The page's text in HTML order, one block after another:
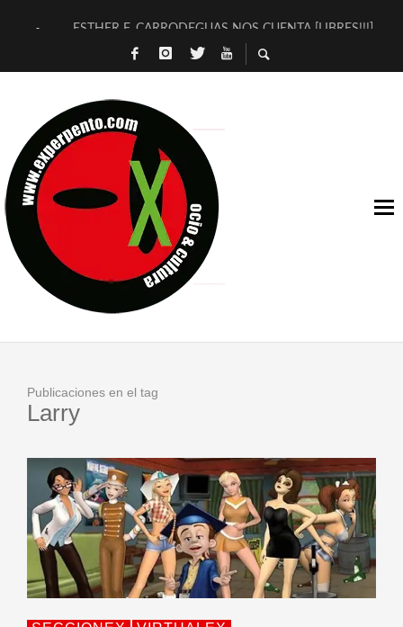
ESTHER F. CARRODEGUAS NOS CUENTA [LIBRES!!!]
[TERRA DE GUAPES] DE SANDRA MONFORT
TIMBRE 4, LA ESCUELA DEL DIRECTOR TEATRAL CLAUDIO
30 AÑOS (NO ES NADA) DE LA KATARSIS DEL TOMATAZO
MILITARES JUDÍAS EN #EXVITA
D’BALDOMEROS REINVENTAN [BITÁCORA 3.0] EN EXVITA
MARSHALL FLASH PRESENTA EN EXVITA [RELATIVA
JOFRE BARDAGÍ EN EXVITA INTERPRETANDO A SERRAT
Publicaciones en el tag
Larry